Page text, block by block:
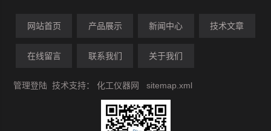
网站首页 产品展示 新闻中心 技术文章
在线留言 联系我们 关于我们
管理登陆 技术支持：化工仪器网 sitemap.xml